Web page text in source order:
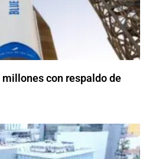
con respaldo de